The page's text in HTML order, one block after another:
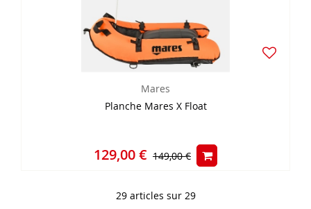
Mares
Planche Mares X Float
129,00 € 149,00 €
29 articles sur 29